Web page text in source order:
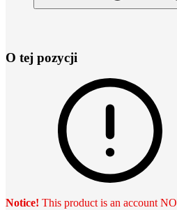
O tej pozycji
Notice! This product is an account